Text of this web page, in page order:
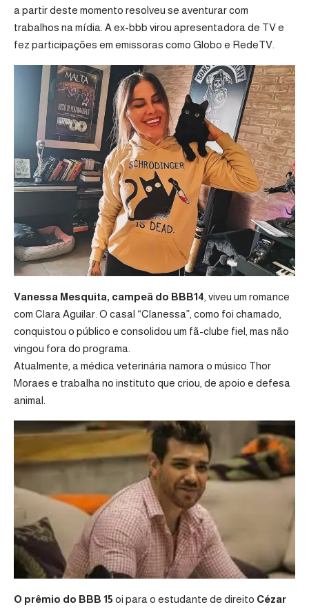
a partir deste momento resolveu se aventurar com
trabalhos na mídia. A ex-bbb virou apresentadora de TV e
fez participações em emissoras como Globo e RedeTV.
Vanessa Mesquita, campeã do BBB14 , viveu um romance
com Clara Aguilar. O casal “Clanessa”, como foi chamado,
conquistou o público e consolidou um fã-clube fiel, mas não
vingou fora do programa.
Atualmente, a médica veterinária namora o músico Thor
Moraes e trabalha no instituto que criou, de apoio e defesa
animal.
O prêmio do BBB 15 oi para o estudante de direito Cézar